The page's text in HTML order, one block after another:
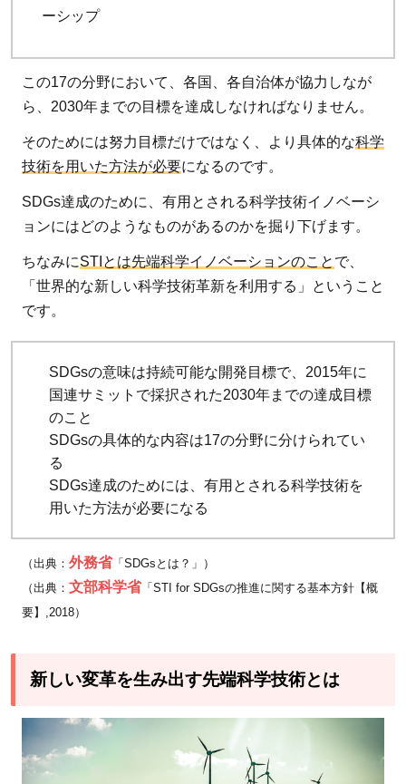
は
2.1
環
境・
ルギ
ー
2.2
バイ
ー
2.3
デジ
テク
ノロ
2.4
ナノ
テク
ー・
技術
STI
ーシップ
この17の分野において、各国、各自治体が協力しなが
ら、2030年までの目標を達成しなければなりません。
そのためには努力目標だけではなく、より具体的な科学
技術を用いた方法が必要になるのです。
SDGs達成のために、有用とされる科学技術イノベーシ
ョンにはどのようなものがあるのかを掘り下げます。
ちなみにSTIとは先端科学イノベーションのこと で、
「世界的な新しい科学技術革新を利用する」ということ
です。
SDGsの意味は持続可能な開発目標で、2015年に
国連サミットで採択された2030年までの達成目標
のこと
SDGsの具体的な内容は17の分野に分けられてい
る
SDGs達成のためには、有用とされる科学技術を
用いた方法が必要になる
（出典： 外務省「SDGsとは？」）
（出典： 文部科学省「STI for SDGsの推進に関する基本方針【概
要】,2018）
新しい変革を生み出す先端科学技術とは